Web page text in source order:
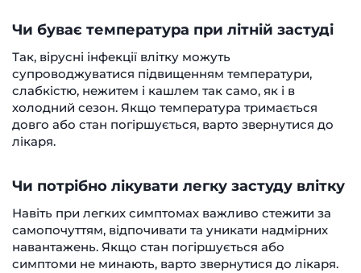
Чи буває температура при літній застуді
Так, вірусні інфекції влітку можуть
супроводжуватися підвищенням температури,
слабкістю, нежитем і кашлем так само, як і в
холодний сезон. Якщо температура тримається
довго або стан погіршується, варто звернутися до
лікаря.
Чи потрібно лікувати легку застуду влітку
Навіть при легких симптомах важливо стежити за
самопочуттям, відпочивати та уникати надмірних
навантажень. Якщо стан погіршується або
симптоми не минають, варто звернутися до лікаря.